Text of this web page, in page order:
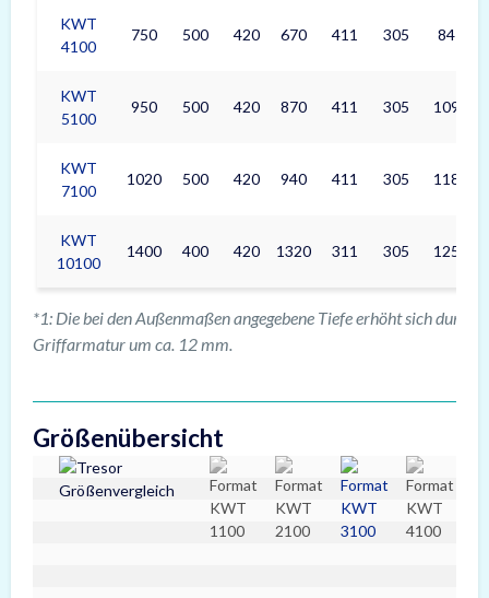
KWT
4100
750 500 420 670 411 305 84
KWT
5100
950 500 420 870 411 305 109
KWT
7100
1020 500 420 940 411 305 118
KWT
10100
1400 400 420 1320 311 305 125
*1: Die bei den Außenmaßen angegebene Tiefe erhöht sich durch
Griffarmatur um ca. 12 mm.
Größenübersicht